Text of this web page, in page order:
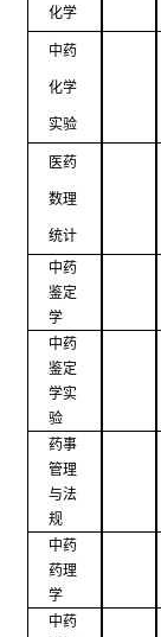
化学
中药
化学
实验
医药
数理
统计
中药
鉴定
学
中药
鉴定
学实
验
药事
管理
与法
规
中药
药理
学
中药